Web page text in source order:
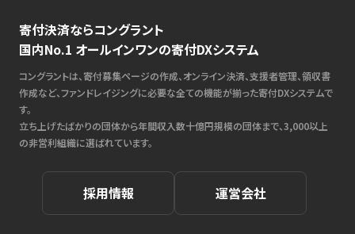
寄付決済ならコングラント
国内No.1 オールインワンの寄付DXシステム
コングラントは、寄付募集ページの作成、オンライン決済、支援者管理、領収書
作成など、ファンドレイジングに必要な全ての機能が揃った寄付DXシステムで
す。
立ち上げたばかりの団体から年間収入数十億円規模の団体まで、3,000以上
の非営利組織に選ばれています。
採用情報 運営会社